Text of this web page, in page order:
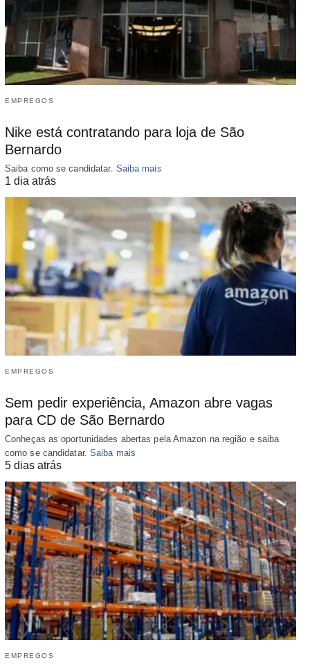
EMPREGOS
Nike está contratando para loja de São
Bernardo
Saiba como se candidatar. Saiba mais
1 dia atrás
EMPREGOS
Sem pedir experiência, Amazon abre vagas
para CD de São Bernardo
Conheças as oportunidades abertas pela Amazon na região e saiba
como se candidatar. Saiba mais
5 dias atrás
EMPREGOS